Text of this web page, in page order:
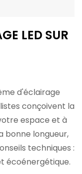
LED SUR
d'éclairage
conçoivent la
espace et à
bonne longueur,
techniques :
écoénergétique.